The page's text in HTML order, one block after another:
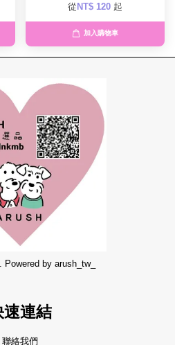
從 NT$ 120 起
加入購物車
by arush_tw_
連結
聯絡我們